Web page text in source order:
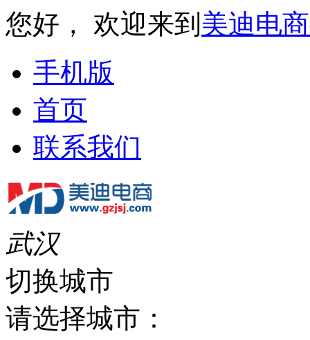
您好， 欢迎来到 美迪电
手机版
首页
联系我们
武汉
切换城市
请选择城市：